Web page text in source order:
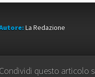
La Redazione
Condividi questo articolo